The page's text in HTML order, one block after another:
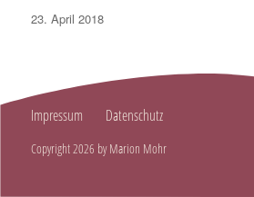
Posted
23. April 2018
Impressum Datenschutz
Copyright 2026 by Marion Mohr